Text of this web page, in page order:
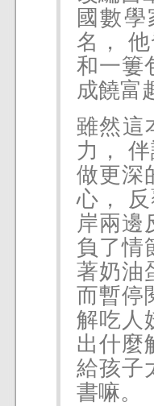
國數
名，
和一簍
成饒富
雖然這
力，
做更深
心，
岸兩邊
負了情
著奶油
而暫停
解吃人
出什麼
給孩子
書嘛。